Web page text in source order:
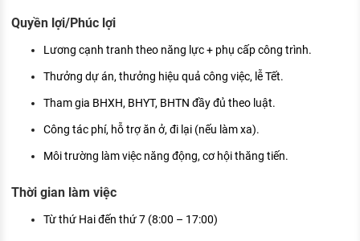
Quyền lợi/Phúc lợi
Lương cạnh tranh theo năng lực + phụ cấp công trình.
Thưởng dự án, thưởng hiệu quả công việc, lễ Tết.
Tham gia BHXH, BHYT, BHTN đầy đủ theo luật.
Công tác phí, hỗ trợ ăn ở, đi lại (nếu làm xa).
Môi trường làm việc năng động, cơ hội thăng tiến.
Thời gian làm việc
Từ thứ Hai đến thứ 7 (8:00 – 17:00)